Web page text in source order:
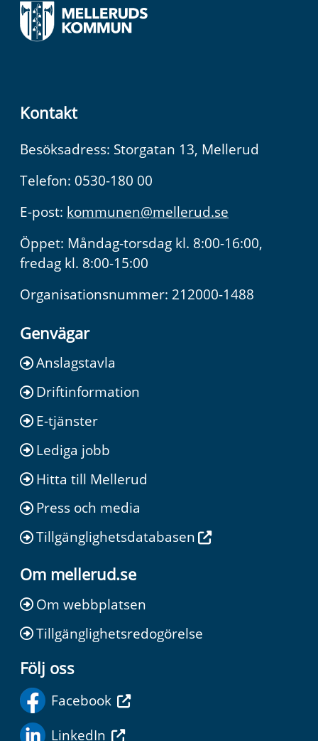
Kontakt
Besöksadress: Storgatan 13, Mellerud
Telefon: 0530-180 00
E-post: kommunen@mellerud.se
Öppet: Måndag-torsdag kl. 8:00-16:00,
fredag kl. 8:00-15:00
Organisationsnummer: 212000-1488
Genvägar
Anslagstavla
Driftinformation
E-tjänster
Lediga jobb
Hitta till Mellerud
Press och media
Tillgänglighetsdatabasen
Om mellerud.se
Om webbplatsen
Tillgänglighetsredogörelse
Följ oss
Facebook
LinkedIn